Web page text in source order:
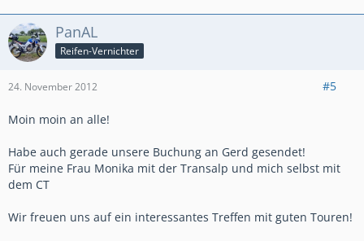
PanAL
Reifen-Vernichter
24. November 2012 #5
Moin moin an alle!
Habe auch gerade unsere Buchung an Gerd gesendet!
Für meine Frau Monika mit der Transalp und mich selbst mit
dem CT
Wir freuen uns auf ein interessantes Treffen mit guten Touren!